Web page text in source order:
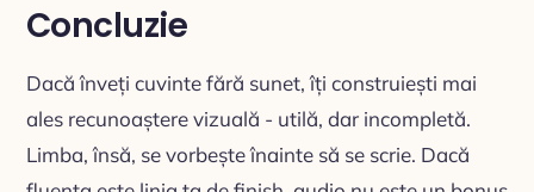
Concluzie
Dacă înveți cuvinte fără sunet, îți construiești mai
ales recunoaștere vizuală - utilă, dar incompletă.
Limba, însă, se vorbește înainte să se scrie. Dacă